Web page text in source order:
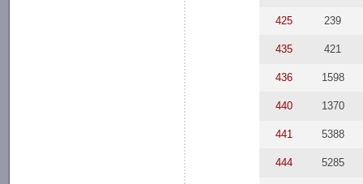
425 239
435 421
436 1598
440 1370
441 5388
444 5285